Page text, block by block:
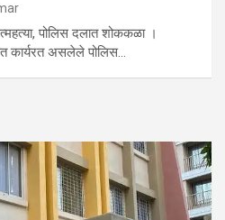
पोलिस दलात शोककळा ।
कार्यरत असलेले पोलिस…